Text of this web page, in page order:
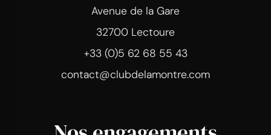
Avenue de la Gare
32700 Lectoure
+33 (0)5 62 68 55 43
contact@clubdelamontre.com